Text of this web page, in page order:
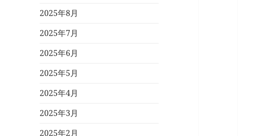
2025年8月
2025年7月
2025年6月
2025年5月
2025年4月
2025年3月
2025年2月